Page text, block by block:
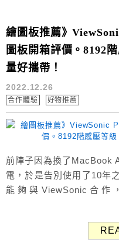
繪圖板推薦》
圖板開箱評價。8192
量好攜帶！
2022.12.26
合作體驗 好物推薦
前陣子因為換了MacBook
電，於是告別使用了10年
能夠與ViewSonic合作
呈現各種細節。 下面